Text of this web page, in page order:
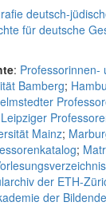
deutsch-
für deutsche
: Professorinnen-
Bamberg;
Leipziger
Mainz;
;
der ETH-
der